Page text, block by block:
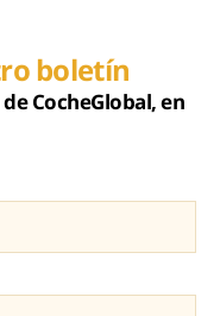
boletín
CocheGlobal, en